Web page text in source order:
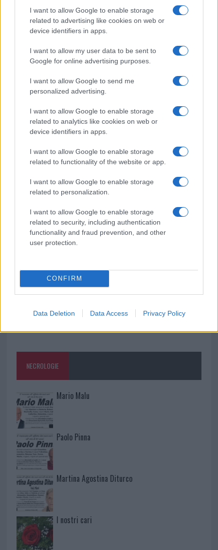
I want to allow Google to enable storage
related to advertising like cookies on web or
device identifiers in apps.
I want to allow my user data to be sent to
Google for online advertising purposes.
I want to allow Google to send me
personalized advertising.
I want to allow Google to enable storage
related to analytics like cookies on web or
device identifiers in apps.
I want to allow Google to enable storage
related to functionality of the website or app.
I want to allow Google to enable storage
related to personalization.
I want to allow Google to enable storage
related to security, including authentication
functionality and fraud prevention, and other
user protection.
CONFIRM
Data Deletion Data Access Privacy Policy
Olbia, divieto di sosta contro spaccio e degrado:
esplode la protesta
Pausa caffè impeccabile: come scegliere la
soluzione ideale per la casa e l’ufficio
Monte Pino, la fine di un lungo dolore: storia e
rinascita della strada che segnò la Gallura
Raid nelle campagne di Berchidda, rischio per
la rete elettrica
Monte Pino, via i cancelli del cantiere: la Gallura
Nuovi stalli residenti a Palau, il Comune
completa l’iter
NECROLOGIE
Mario Malu
Paolo Pinna
Martina Agostina Diturco
I nostri cari